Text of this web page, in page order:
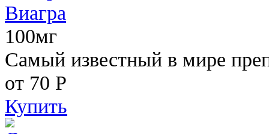
Виагра
100мг
Самый известный в мире
от 70 Р
Купить